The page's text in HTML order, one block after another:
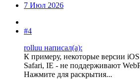
7 Июл 2026
#4
rolluu написал(а):
К примеру, некоторые версии
Safari, IE - не поддерживают
Нажмите для раскрытия...